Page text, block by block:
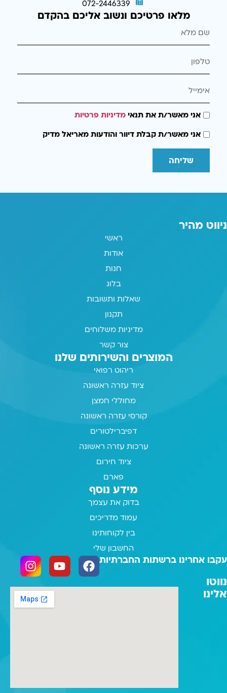
072-2446339
מלאו פרטיכם ונשוב אליכם בהקדם
אני מאשר/ת את תנאימדיניות פרטיות
אני מאשר/ת קבלת דיוור והודעות מאריאל מדיק
שליחה
ניווט מהיר
ראשי
אודות
חנות
בלוג
שאלות ותשובות
תקנון
מדיניות משלוחים
צור קשר
המוצרים והשירותים שלנו
ריהוט רפואי
ציוד עזרה ראשונה
מחוללי חמצן
קורסי עזרה ראשונה
דפיברילטורים
ערכות עזרה ראשונה
ציוד חירום
פארם
מידע נוסף
בדוק את עצמך
עמוד מדריכים
בין לקוחותינו
החשבון שלי
עקבו אחרינו ברשתות החברתיות
נווטו
אלינו